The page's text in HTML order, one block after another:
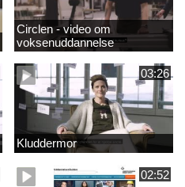
Circlen - video om
voksenuddannelse
03:26
Kluddermor
02:52